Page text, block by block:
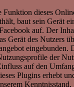
Funktion dieses
baut sein Gerät
auf. Der
Gerät des Nutzers
eingebunden.
der
auf den
Plugins erhebt
Kenntnisstand.